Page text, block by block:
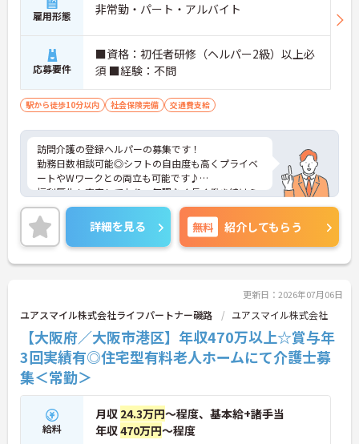
雇用形態 非常勤・パート・アルバイト
応募要件
■資格：初任者研修（ヘルパー2級）以上必
須 ■経験：不問
駅から徒歩10分以内 社会保険完備 交通費支給
訪問介護の登録ヘルパーの募集です！
勤務日数相談可能◎シフトの自由度も高くプライベ
ートやWワークとの両立も可能です♪
福利厚生も充実しており、無理なく長く働き続けら
れる職場です。
ご興味のある方には、面接対策ポイントなどさらに
詳細をお話いたしますので、お気軽にご相談くださ
い。
詳細を見る 無料 紹介してもらう
更新日：2026年07月06日
ユアスマイル株式会社ライフパートナー磯路 ユアスマイル株式会社
【大阪府／大阪市港区】年収470万以上☆賞与年
3回実績有◎住宅型有料老人ホームにて介護士募
集＜常勤＞
給料
月収 24.3万円～程度、基本給+諸手当
年収470万円～程度